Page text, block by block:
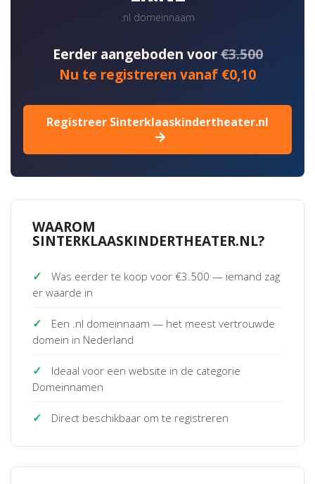
.nl domeinnaam
Eerder aangeboden voor€3.500
Nu te registreren vanaf €0,10
Registreer Sinterklaaskindertheater.nl
WAAROM
SINTERKLAASKINDERTHEATER.NL?
✓
Was eerder te koop voor €3.500 — iemand zag
er waarde in
✓
Een .nl domeinnaam — het meest vertrouwde
domein in Nederland
✓
Ideaal voor een website in de categorie
Domeinnamen
✓ Direct beschikbaar om te registreren